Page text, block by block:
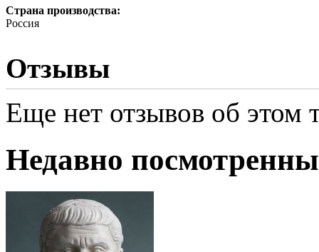
Страна производства:
Россия
Отзывы
Еще нет отзывов об этом
Недавно